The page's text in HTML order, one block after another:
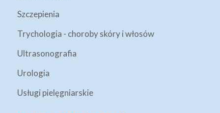
Szczepienia
Trychologia - choroby skóry i włosów
Ultrasonografia
Urologia
Usługi pielęgniarskie